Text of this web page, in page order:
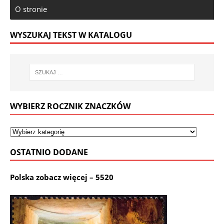
O stronie
WYSZUKAJ TEKST W KATALOGU
WYBIERZ ROCZNIK ZNACZKÓW
OSTATNIO DODANE
Polska zobacz więcej – 5520